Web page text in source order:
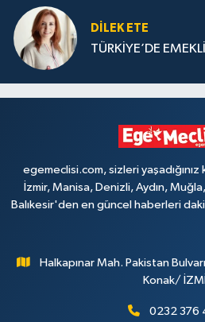
DILEK ETE
TÜRKİYE’DE
egemeclisi.com, sizleri
İzmir, Manisa, Denizli, Aydın,
Balıkesir'den en güncel haberleri
Halkapınar Mah. Pakistan
Konak/
0232 376